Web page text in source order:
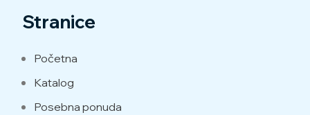
Stranice
Početna
Katalog
Posebna ponuda